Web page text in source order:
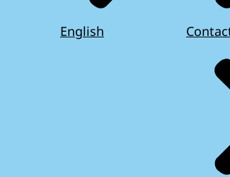
English